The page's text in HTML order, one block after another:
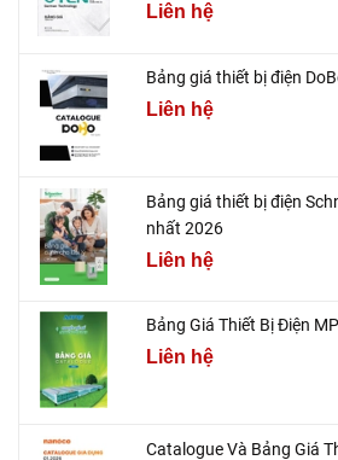
Liên hệ
Bảng giá thiết bị điện
Liên hệ
Bảng giá thiết bị điện
nhất 2026
Liên hệ
Bảng Giá Thiết Bị Điện
Liên hệ
Catalogue Và Bảng Giá